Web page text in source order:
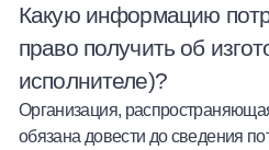
Какую информацию
право получить об
исполнителе)?
Организация,
обязана довести до сведения